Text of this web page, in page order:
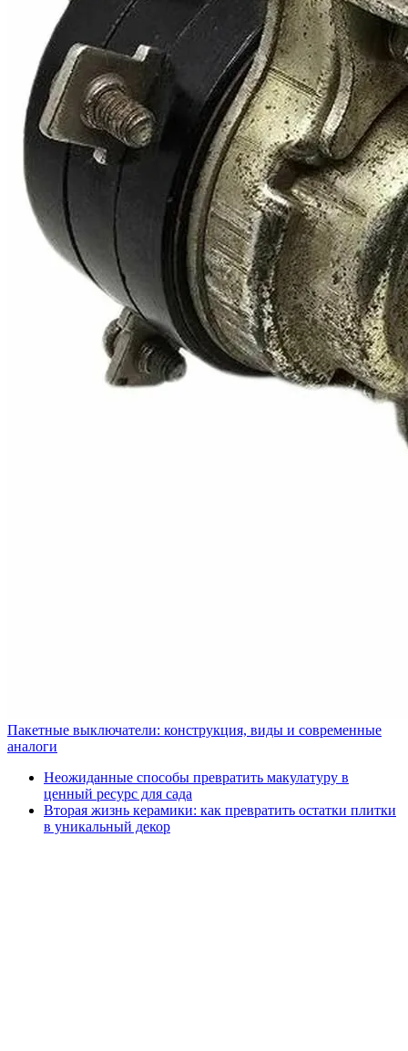
Пакетные выключатели: конструкция, виды и современные
аналоги
Неожиданные способы превратить макулатуру в
ценный ресурс для сада
Вторая жизнь керамики: как превратить остатки плитки
в уникальный декор